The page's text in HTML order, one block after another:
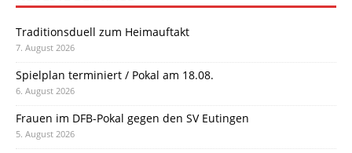
Traditionsduell zum Heimauftakt
7. August 2026
Spielplan terminiert / Pokal am 18.08.
6. August 2026
Frauen im DFB-Pokal gegen den SV Eutingen
5. August 2026